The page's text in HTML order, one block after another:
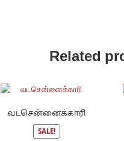
Related
வடசென்னைக்காரி
SALE!